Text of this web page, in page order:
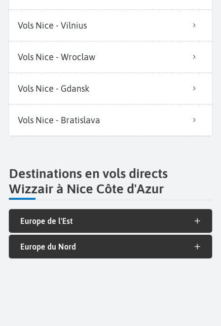
Vols Nice - Vilnius
Vols Nice - Wroclaw
Vols Nice - Gdansk
Vols Nice - Bratislava
Destinations en vols directs
Wizzair à Nice Côte d'Azur
Europe de l'Est
Europe du Nord